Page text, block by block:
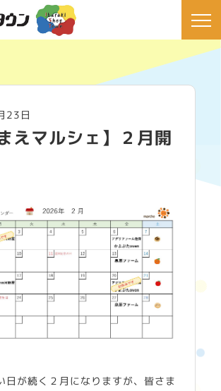
23日
えマルシェ】２月開
日が続く２月になりますが、皆さま